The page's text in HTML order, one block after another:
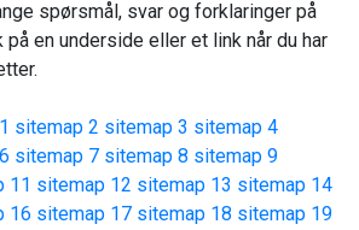
spørsmål, svar og forklaringer på
på en underside eller et link når du har
sitemap 2 sitemap 3 sitemap 4
sitemap 7 sitemap 8 sitemap 9
11 sitemap 12 sitemap 13 sitemap 14
16 sitemap 17 sitemap 18 sitemap 19